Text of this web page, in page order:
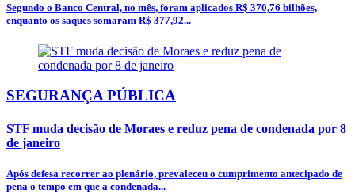
Segundo o Banco Central, no mês, foram aplicados R$ 370,76 bilhões,
enquanto os saques somaram R$ 377,92...
SEGURANÇA PÚBLICA
STF muda decisão de Moraes e reduz pena de condenada por 8
de janeiro
Após defesa recorrer ao plenário, prevaleceu o cumprimento antecipado de
pena o tempo em que a condenada...